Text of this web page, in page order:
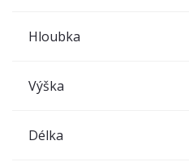
Hloubka
Výška
Délka